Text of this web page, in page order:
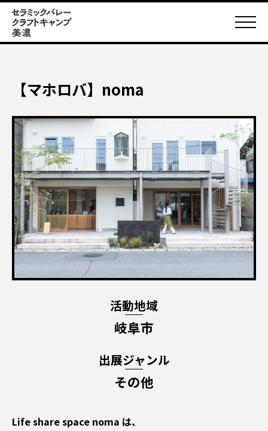
【マホロバ】noma
活動地域
岐阜市
出展ジャンル
その他
Life share space noma は、